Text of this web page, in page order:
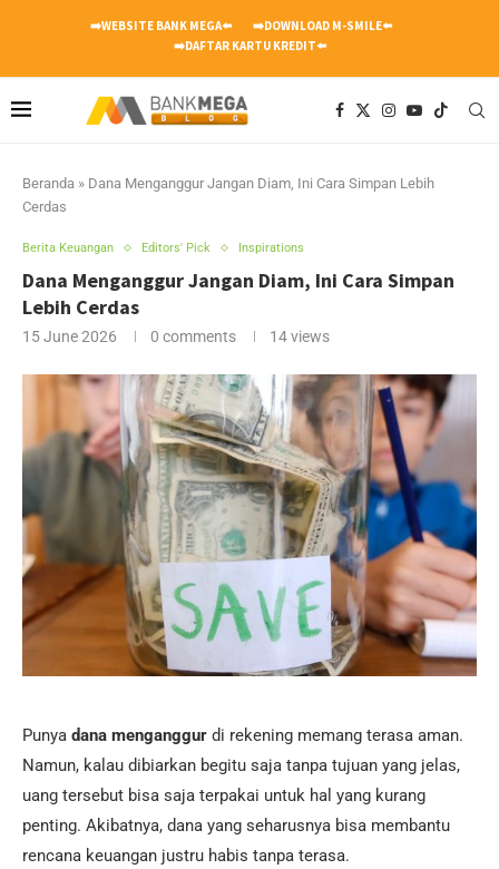
➡️WEBSITE BANK MEGA⬅️
➡️DOWNLOAD M-SMILE⬅️
➡️DAFTAR KARTU KREDIT⬅️
Beranda » Dana Menganggur Jangan Diam, Ini Cara Simpan Lebih
Cerdas
Berita Keuangan Editors' Pick Inspirations
Dana Menganggur Jangan Diam, Ini Cara Simpan
Lebih Cerdas
15 June 2026 0 comments 14views
Punya dana menganggur di rekening memang terasa aman.
Namun, kalau dibiarkan begitu saja tanpa tujuan yang jelas,
uang tersebut bisa saja terpakai untuk hal yang kurang
penting. Akibatnya, dana yang seharusnya bisa membantu
rencana keuangan justru habis tanpa terasa.